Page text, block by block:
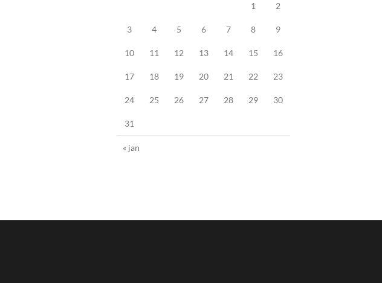
1 2
3 4 5 6 7 8 9
10 11 12 13 14 15 16
17 18 19 20 21 22 23
24 25 26 27 28 29 30
31
« jan